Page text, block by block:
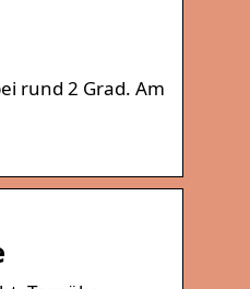
rund 2 Grad. Am